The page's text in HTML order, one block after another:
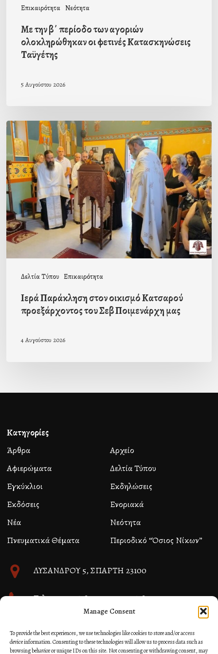
Manage Consent
To provide the best experiences, we use technologies like cookies to store and/or access
device information. Consenting to these technologies will allow us to process data such as
browsing behavior or unique IDs on this site. Not consenting or withdrawing consent, may
Επικαιρότητα Νεότητα
Με την β΄ περίοδο των αγοριών
ολοκληρώθηκαν οι φετινές Κατασκηνώσεις
Ταϋγέτης
5 Αυγούστου 2026
Δελτία Τύπου Επικαιρότητα
Ιερά
Παράκληση
στον
οικισμό
Κατσαρού
προεξάρχοντος
του
Σεβ
Ιερά Παράκληση στον οικισμό Κατσαρού
προεξάρχοντος του Σεβ Ποιμενάρχη μας
4 Αυγούστου 2026
Κατηγορίες
Άρθρα
Αρχείο
Αφιερώματα
Δελτία Τύπου
Εγκύκλιοι
Εκδηλώσεις
Εκδόσεις
Ενοριακά
Νέα
Νεότητα
Πνευματικά Θέματα
Περιοδικό “Όσιος Νίκων”
ΛΥΣΑΝΔΡΟΥ 5, ΣΠΑΡΤΗ 23100
Τηλ. 27310 26580 και 27310 26581